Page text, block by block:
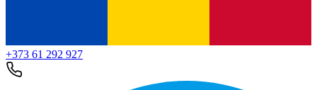
+373 61 292 927